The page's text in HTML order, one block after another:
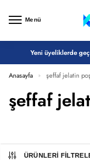
Menü
Yeni üyeliklerde
Anasayfa » şeffaf jelatin
şeffaf
ÜRÜNLERI